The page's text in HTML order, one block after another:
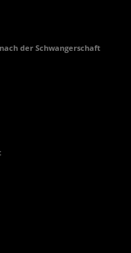
der Schwangerschaft